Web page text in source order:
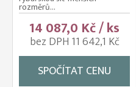
rozměrů...
14 087,0 Kč / ks
bez DPH 11 642,1 Kč
SPOČÍTAT CENU